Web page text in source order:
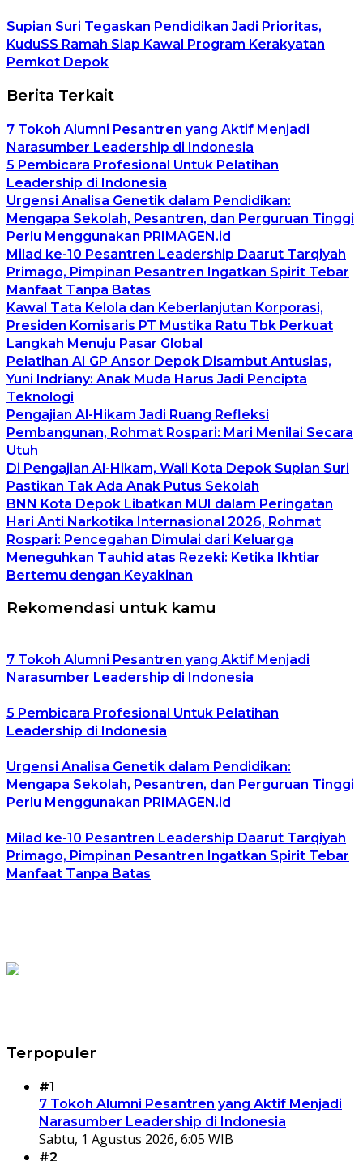
Supian Suri Tegaskan Pendidikan Jadi Prioritas,
KuduSS Ramah Siap Kawal Program Kerakyatan
Pemkot Depok
Berita Terkait
7 Tokoh Alumni Pesantren yang Aktif Menjadi
Narasumber Leadership di Indonesia
5 Pembicara Profesional Untuk Pelatihan
Leadership di Indonesia
Urgensi Analisa Genetik dalam Pendidikan:
Mengapa Sekolah, Pesantren, dan Perguruan Tinggi
Perlu Menggunakan PRIMAGEN.id
Milad ke-10 Pesantren Leadership Daarut Tarqiyah
Primago, Pimpinan Pesantren Ingatkan Spirit Tebar
Manfaat Tanpa Batas
Kawal Tata Kelola dan Keberlanjutan Korporasi,
Presiden Komisaris PT Mustika Ratu Tbk Perkuat
Langkah Menuju Pasar Global
Pelatihan AI GP Ansor Depok Disambut Antusias,
Yuni Indriany: Anak Muda Harus Jadi Pencipta
Teknologi
Pengajian Al-Hikam Jadi Ruang Refleksi
Pembangunan, Rohmat Rospari: Mari Menilai Secara
Utuh
Di Pengajian Al-Hikam, Wali Kota Depok Supian Suri
Pastikan Tak Ada Anak Putus Sekolah
BNN Kota Depok Libatkan MUI dalam Peringatan
Hari Anti Narkotika Internasional 2026, Rohmat
Rospari: Pencegahan Dimulai dari Keluarga
Meneguhkan Tauhid atas Rezeki: Ketika Ikhtiar
Bertemu dengan Keyakinan
Rekomendasi untuk kamu
7 Tokoh Alumni Pesantren yang Aktif Menjadi
Narasumber Leadership di Indonesia
5 Pembicara Profesional Untuk Pelatihan
Leadership di Indonesia
Urgensi Analisa Genetik dalam Pendidikan:
Mengapa Sekolah, Pesantren, dan Perguruan Tinggi
Perlu Menggunakan PRIMAGEN.id
Milad ke-10 Pesantren Leadership Daarut Tarqiyah
Primago, Pimpinan Pesantren Ingatkan Spirit Tebar
Manfaat Tanpa Batas
Terpopuler
#1
7 Tokoh Alumni Pesantren yang Aktif Menjadi
Narasumber Leadership di Indonesia
Sabtu, 1 Agustus 2026, 6:05 WIB
#2